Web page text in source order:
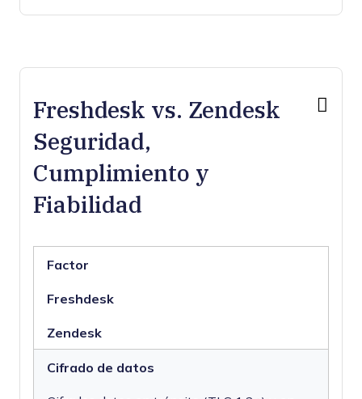
Freshdesk vs. Zendesk
Seguridad,
Cumplimiento y
Fiabilidad
Factor
Freshdesk
Zendesk
Cifrado de datos